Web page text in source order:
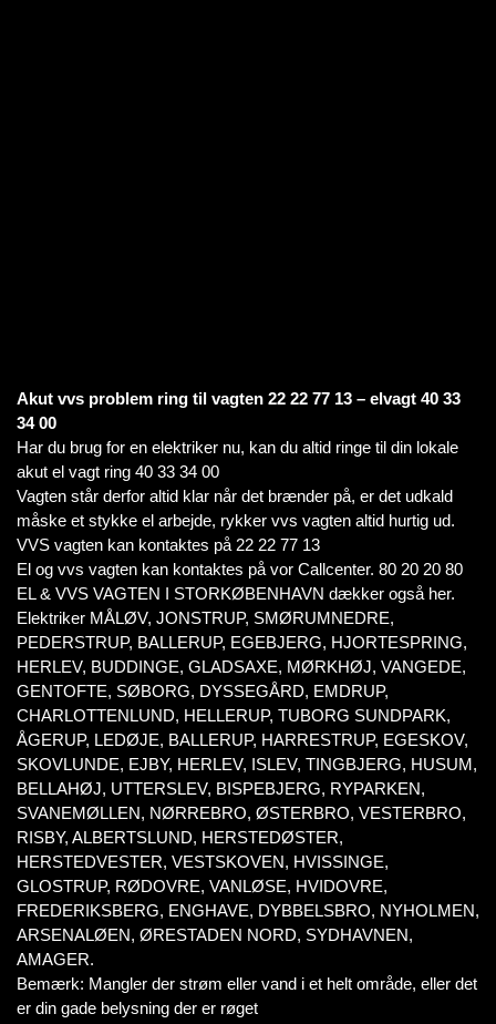
Akut vvs problem ring til vagten 22 22 77 13 – elvagt 40 33
34 00
Har du brug for en elektriker nu, kan du altid ringe til din lokale
akut el vagt ring 40 33 34 00
Vagten står derfor altid klar når det brænder på, er det udkald
måske et stykke el arbejde, rykker vvs vagten altid hurtig ud.
VVS vagten kan kontaktes på 22 22 77 13
El og vvs vagten kan kontaktes på vor Callcenter. 80 20 20 80
EL & VVS VAGTEN I STORKØBENHAVN dækker også her.
Elektriker MÅLØV, JONSTRUP, SMØRUMNEDRE,
PEDERSTRUP, BALLERUP, EGEBJERG, HJORTESPRING,
HERLEV, BUDDINGE, GLADSAXE, MØRKHØJ, VANGEDE,
GENTOFTE, SØBORG, DYSSEGÅRD, EMDRUP,
CHARLOTTENLUND, HELLERUP, TUBORG SUNDPARK,
ÅGERUP, LEDØJE, BALLERUP, HARRESTRUP, EGESKOV,
SKOVLUNDE, EJBY, HERLEV, ISLEV, TINGBJERG, HUSUM,
BELLAHØJ, UTTERSLEV, BISPEBJERG, RYPARKEN,
SVANEMØLLEN, NØRREBRO, ØSTERBRO, VESTERBRO,
RISBY, ALBERTSLUND, HERSTEDØSTER,
HERSTEDVESTER, VESTSKOVEN, HVISSINGE,
GLOSTRUP, RØDOVRE, VANLØSE, HVIDOVRE,
FREDERIKSBERG, ENGHAVE, DYBBELSBRO, NYHOLMEN,
ARSENALØEN, ØRESTADEN NORD, SYDHAVNEN,
AMAGER.
Bemærk: Mangler der strøm eller vand i et helt område, eller det
er din gade belysning der er røget